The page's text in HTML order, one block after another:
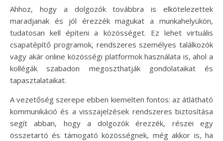
Ahhoz, hogy a dolgozók továbbra is elkötelezettek
maradjanak és jól érezzék magukat a munkahelyükön,
tudatosan kell építeni a közösséget. Ez lehet virtuális
csapatépítő programok, rendszeres személyes találkozók
vagy akár online közösségi platformok használata is, ahol a
kollégák szabadon megoszthatják gondolataikat és
tapasztalataikat.
A vezetőség szerepe ebben kiemelten fontos: az átlátható
kommunikáció és a visszajelzések rendszeres biztosítása
segít abban, hogy a dolgozók érezzék, részei egy
összetartó és támogató közösségnek, még akkor is, ha